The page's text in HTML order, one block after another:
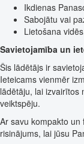
Ikdienas
Sabojātu vai
Lietošana
Savietojamība un
Šis lādētājs ir
Ieteicams vienmēr
lādētāju, lai izvairītos
veiktspēju.
Ar savu kompakto
risinājums, lai jūsu